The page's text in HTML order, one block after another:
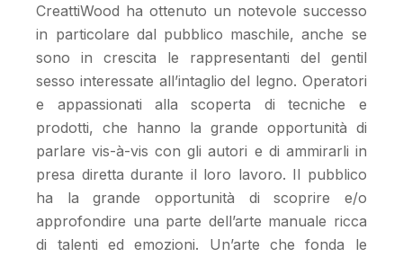
CreattiWood ha ottenuto un notevole successo
in particolare dal pubblico maschile, anche se
sono in crescita le rappresentanti del gentil
sesso interessate all’intaglio del legno. Operatori
e appassionati alla scoperta di tecniche e
prodotti, che hanno la grande opportunità di
parlare vis-à-vis con gli autori e di ammirarli in
presa diretta durante il loro lavoro. Il pubblico
ha la grande opportunità di scoprire e/o
approfondire una parte dell’arte manuale ricca
di talenti ed emozioni. Un’arte che fonda le